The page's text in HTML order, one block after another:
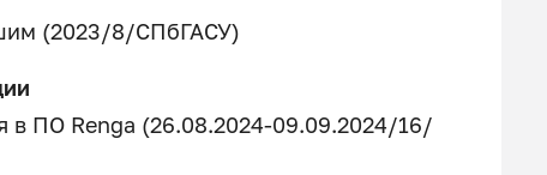
(2023/8/СПбГАСУ)
в ПО Renga (26.08.2024-09.09.2024/16/